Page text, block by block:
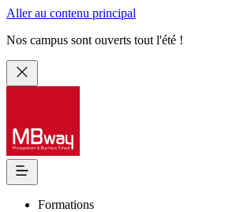
Aller au contenu principal
Nos campus sont ouverts tout l'été !
Formations